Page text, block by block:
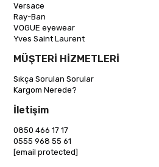
Versace
Ray-Ban
VOGUE eyewear
Yves Saint Laurent
MÜŞTERİ HİZMETLERİ
Sıkça Sorulan Sorular
Kargom Nerede?
İletişim
0850 466 17 17
0555 968 55 61
[email protected]